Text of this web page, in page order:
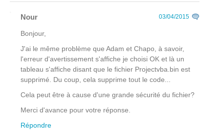
Nour 03/04/2015
Bonjour,
J'ai le même problème que Adam et Chapo, à savoir,
l'erreur d'avertissement s'affiche je choisi OK et là un
tableau s'affiche disant que le fichier Projectvba.bin est
supprimé. Du coup, cela supprime tout le code...
Cela peut être à cause d'une grande sécurité du fichier?
Merci d'avance pour votre réponse.
Répondre